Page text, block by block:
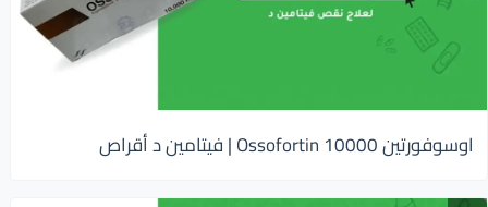
اوسوفورتين 10000 Ossofortin | فيتامين د أقراص